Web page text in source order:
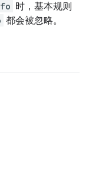
时，基本规则
都会被忽略。